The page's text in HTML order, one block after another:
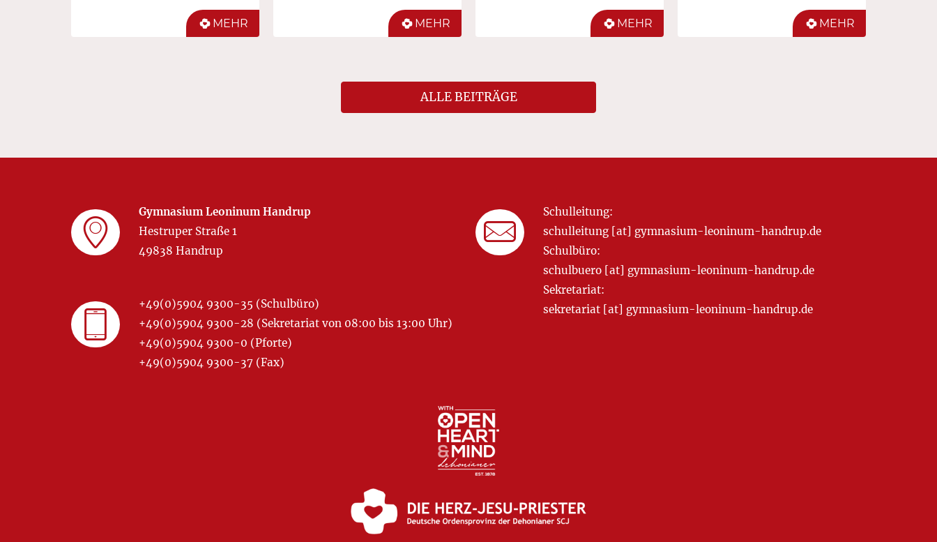
MEHR MEHR MEHR MEHR
ALLE BEITRÄGE
Gymnasium Leoninum Handrup
Hestruper Straße 1
49838 Handrup
+49(0)5904 9300-35 (Schulbüro)
+49(0)5904 9300-28 (Sekretariat von 08:00 bis 13:00 Uhr)
+49(0)5904 9300-0 (Pforte)
+49(0)5904 9300-37 (Fax)
Schulleitung:
schulleitung [at] gymnasium-leoninum-handrup.de
Schulbüro:
schulbuero [at] gymnasium-leoninum-handrup.de
Sekretariat:
sekretariat [at] gymnasium-leoninum-handrup.de